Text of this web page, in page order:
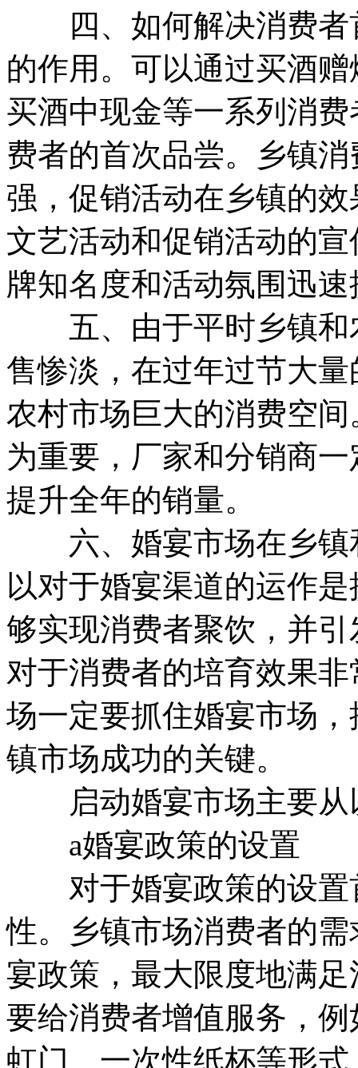
四、如何解决消费者
的作用。可以通过买酒
买酒中现金等一系列消
费者的首次品尝。乡镇
强，促销活动在乡镇的
文艺活动和促销活动的
牌知名度和活动氛围迅
五、由于平时乡镇和
售惨淡，在过年过节大
农村市场巨大的消费空
为重要，厂家和分销商
提升全年的销量。
六、婚宴市场在乡镇
以对于婚宴渠道的运作
够实现消费者聚饮，并
对于消费者的培育效果
场一定要抓住婚宴市场
镇市场成功的关键。
启动婚宴市场主要从
a婚宴政策的设置
对于婚宴政策的设置
性。乡镇市场消费者的
宴政策，最大限度地满
要给消费者增值服务，
虹门、一次性纸杯等形